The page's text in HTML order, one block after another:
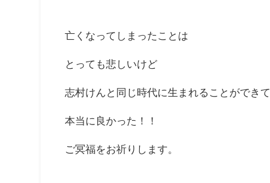
亡くなってしまったことは
とっても悲しいけど
志村けんと同じ時代に生まれることができて
本当に良かった！！
ご冥福をお祈りします。